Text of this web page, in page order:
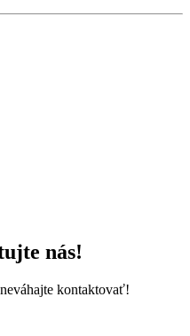
nás!
kontaktovať!